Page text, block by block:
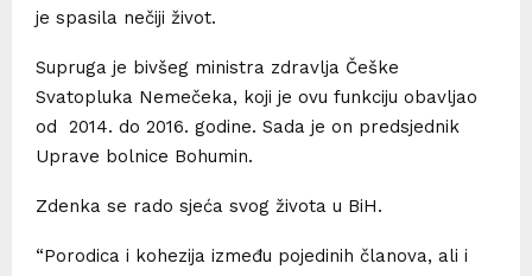
je spasila nečiji život.
Supruga je bivšeg ministra zdravlja Češke
Svatopluka Nemečeka, koji je ovu funkciju obavljao
od 2014. do 2016. godine. Sada je on predsjednik
Uprave bolnice Bohumin.
Zdenka se rado sjeća svog života u BiH.
“Porodica i kohezija između pojedinih članova, ali i